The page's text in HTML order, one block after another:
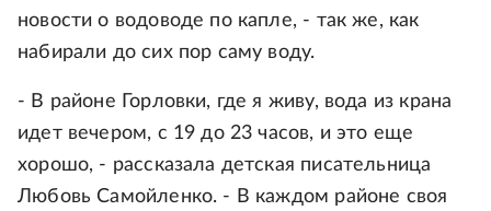
новости о водоводе по капле, - так же, как
набирали до сих пор саму воду.
- В районе Горловки, где я живу, вода из крана
идет вечером, с 19 до 23 часов, и это еще
хорошо, - рассказала детская писательница
Любовь Самойленко. - В каждом районе своя